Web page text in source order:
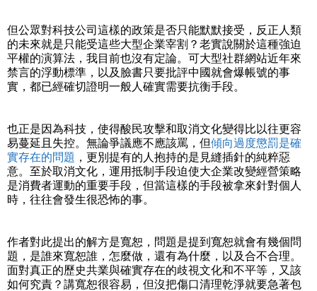
但公眾對科技公司這樣的政策是否只能默默接受，反正人類
的未來就是只能受這些大型企業宰割？老實說關於這種強迫
平權的演算法，我目前也沒有定論。可大型社群網站近年來
禁言的浮動標準，以及臉書只要批評中國就會爆帳號的事
實，都已經確切證明一般人確實需要抗衡手段。
也正是因為科技，使得酸民攻擊和取消文化變得比以往更容
易蔓延且失控。無論爭議應不應該罵，但傾向過度懲罰是確
實存在的問題 ，更別提有的人抱持的是見縫插針的純粹惡
意。至於取消文化，運用抵制手段迫使大企業改變經營策略
是消費者運動的重要手段，但當這樣的手段被拿來針對個人
時，往往會發生很恐怖的事。
作者對此提出的解方是寬恕，問題是提到寬恕就會有幾個問
題，是誰來寬恕誰，怎麼做，還有為什麼，以及合不合理。
面對真正的歷史共業與確實存在的歧視文化和不平等，又該
如何究責？講寬恕很容易，但沒把傷口清理乾淨就要急著包